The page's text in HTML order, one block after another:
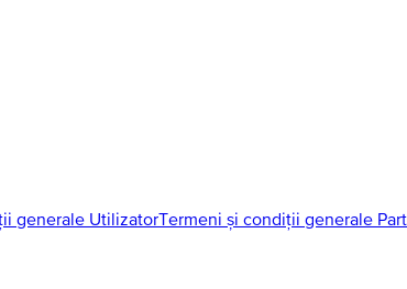
generale UtilizatorTermeni și condiții generale